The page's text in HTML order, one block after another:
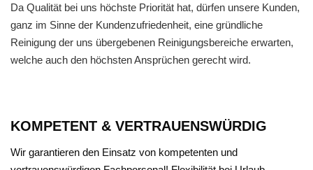
Da Qualität bei uns höchste Priorität hat, dürfen unsere Kunden,
ganz im Sinne der Kundenzufriedenheit, eine gründliche
Reinigung der uns übergebenen Reinigungsbereiche erwarten,
welche auch den höchsten Ansprüchen gerecht wird.
KOMPETENT & VERTRAUENSWÜRDIG
Wir garantieren den Einsatz von kompetenten und